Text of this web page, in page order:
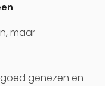
maar
genezen en